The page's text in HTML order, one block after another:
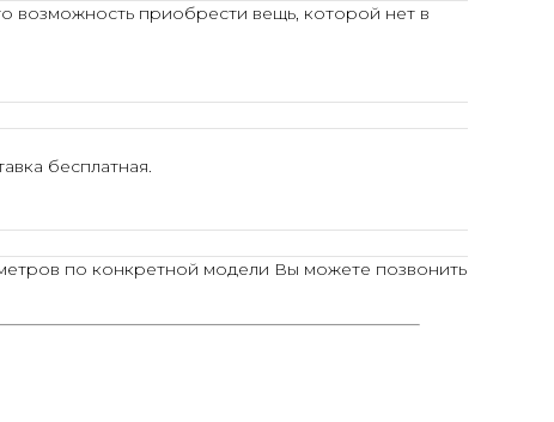
возможность приобрести вещь, которой нет в
бесплатная.
по конкретной модели Вы можете позвонить